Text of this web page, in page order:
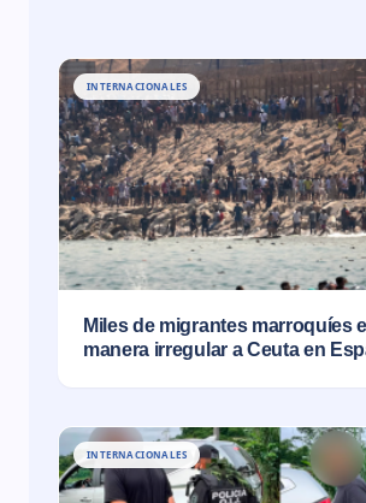
INTERNACIONALES
Miles de migrantes marroquíes
manera irregular a Ceuta en
INTERNACIONALES